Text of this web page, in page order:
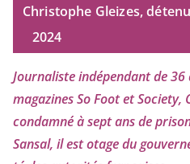
Christophe Gleizes,
2024
Journaliste indé­pen­dant de36
maga­zines So Foot et Society,
condam­né à sept ans de
Sansal, il est otage du